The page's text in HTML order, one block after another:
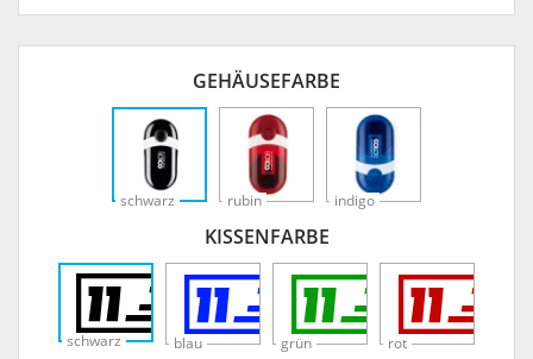
GEHÄUSEFARBE
schwarz rubin indigo
KISSENFARBE
schwarz blau grün rot